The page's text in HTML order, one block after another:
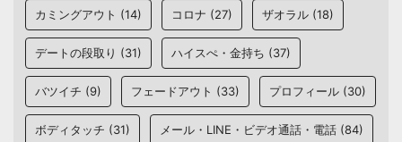
カミングアウト (14) コロナ (27) ザオラル (18)
デートの段取り (31) ハイスぺ・金持ち (37)
バツイチ (9) フェードアウト (33) プロフィール (30)
ボディタッチ (31) メール・LINE・ビデオ通話・電話 (84)